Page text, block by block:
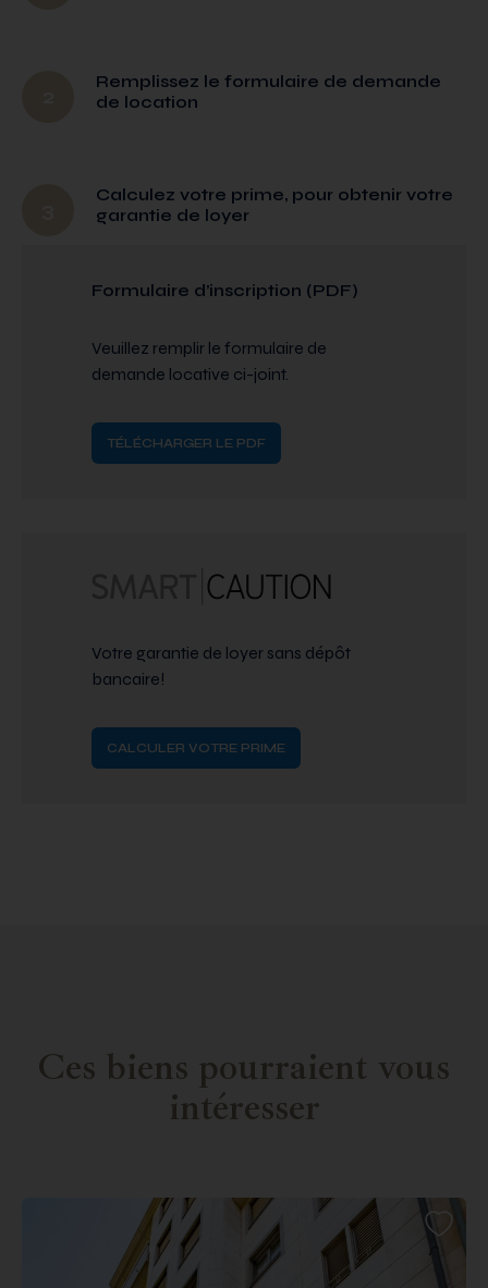
Remplissez le formulaire de demande
de location
Calculez votre prime, pour obtenir votre
garantie de loyer
Formulaire d’inscription (PDF)
Veuillez remplir le formulaire de
demande locative ci-joint.
TÉLÉCHARGER LE PDF
Votre garantie de loyer sans dépôt
bancaire!
CALCULER VOTRE PRIME
Ces biens pourraient vous
intéresser